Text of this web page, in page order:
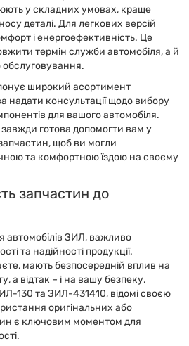
у складних умовах, краще
деталі. Для легкових версій
і енергоефективність. Це
термін служби автомобіля, а й
широкий асортимент
надати консультації щодо вибору
для вашого автомобіля.
готова допомогти вам у
щоб ви могли
та комфортною їздою на своєму
запчастин до
автомобілів ЗИЛ, важливо
та надійності продукції.
мають безпосередній вплив на
а відтак – і на вашу безпеку.
130 та ЗИЛ-431410, відомі своєю
оригінальних або
є ключовим моментом для